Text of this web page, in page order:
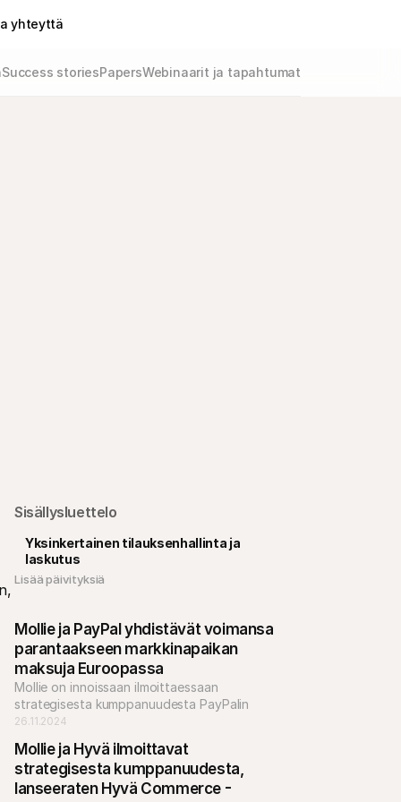
yhteyttä
Success storiesPapersWebinaarit ja tapahtumat
Sisällysluettelo
Yksinkertainen tilauksenhallinta ja
laskutus
Lisää päivityksiä
Mollie ja PayPal yhdistävät voimansa
parantaakseen markkinapaikan
maksuja Euroopassa
Mollie on innoissaan ilmoittaessaan
strategisesta kumppanuudesta PayPalin
kanssa, jonka tavoitteena on tarjota
markkinapaikka-alustoille ympäri Eurooppaa.
26.11.2024
Mollie ja Hyvä ilmoittavat
strategisesta kumppanuudesta,
lanseeraten Hyvä Commerce -